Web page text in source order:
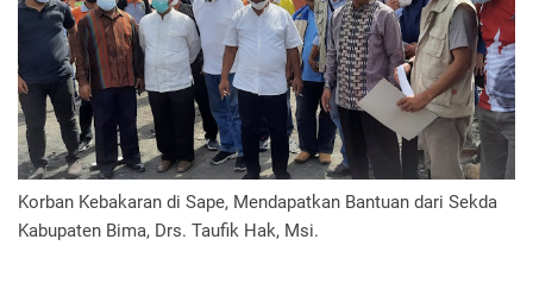
Korban Kebakaran di Sape, Mendapatkan Bantuan dari Sekda
Kabupaten Bima, Drs. Taufik Hak, Msi.